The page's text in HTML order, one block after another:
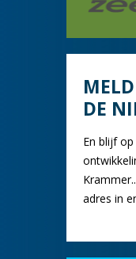
DE
En blijf
adres in